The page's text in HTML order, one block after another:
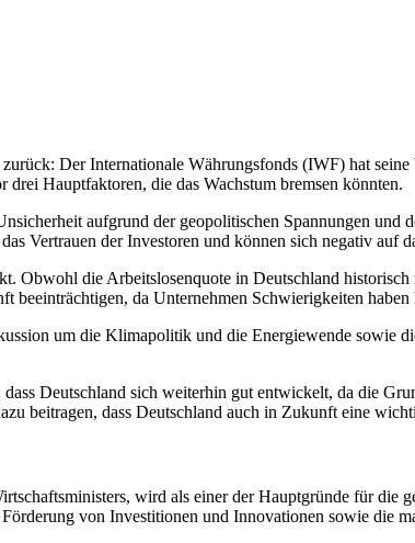
Der Internationale Währungsfonds (IWF) hat
Hauptfaktoren, die das Wachstum bremsen könnten.
aufgrund der geopolitischen Spannungen
Vertrauen der Investoren und können sich negativ auf
Obwohl die Arbeitslosenquote in Deutschland
beeinträchtigen, da Unternehmen Schwierigkeiten
um die Klimapolitik und die Energiewende sowie
Deutschland sich weiterhin gut entwickelt, da die
beitragen, dass Deutschland auch in Zukunft eine
wird als einer der Hauptgründe für die
von Investitionen und Innovationen sowie die